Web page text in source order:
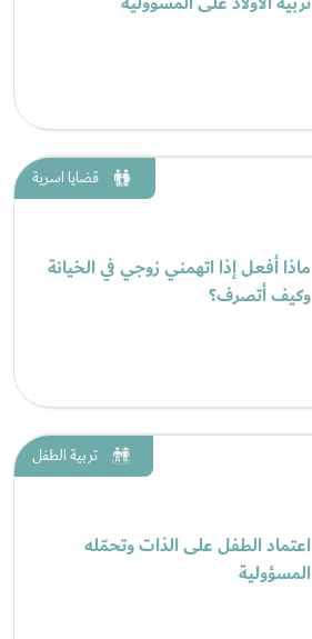
قضايا اسرية
ماذا أفعل إذا اتهمني زوجي في الخيانة
وكيف أتصرف؟
تربية الطفل
اعتماد الطفل على الذات وتحمّله
المسؤولية